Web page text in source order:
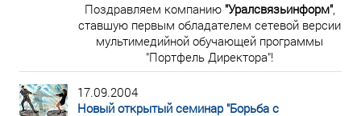
Поздравляем компанию "Уралсвязьинформ",
ставшую первым обладателем сетевой версии
мультимедийной обучающей программы
"Портфель Директора"!
17.09.2004
Новый открытый семинар "Борьба с